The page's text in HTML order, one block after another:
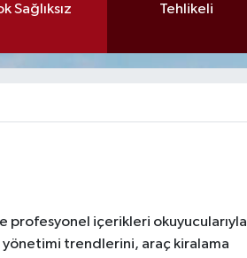
Sağlıksız Tehlikeli
profesyonel içerikleri okuyucularıyla
trendlerini, araç kiralama